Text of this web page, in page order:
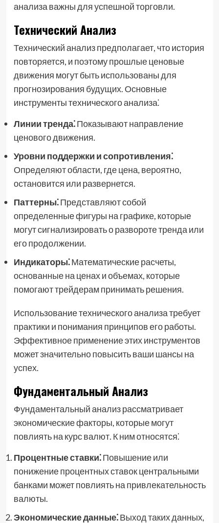
анализа важны для успешной торговли.
Технический Анализ
Технический анализ предполагает, что история
повторяется, и поэтому прошлые ценовые
движения могут быть использованы для
прогнозирования будущих. Основные
инструменты технического анализа⁚
Линии тренда⁚Показывают направление
ценового движения.
Уровни поддержки и сопротивления⁚
Определяют области, где цена, вероятно,
остановится или развернется.
Паттерны⁚Представляют собой
определенные фигуры на графике, которые
могут сигнализировать о развороте тренда или
его продолжении.
Индикаторы⁚Математические расчеты,
основанные на ценах и объемах, которые
помогают трейдерам принимать решения.
Использование технического анализа требует
практики и понимания принципов его работы.
Эффективное применение этих инструментов
может значительно повысить ваши шансы на
успех.
Фундаментальный Анализ
Фундаментальный анализ рассматривает
экономические факторы, которые могут
повлиять на курс валют. К ним относятся⁚
Процентные ставки⁚Повышение или
понижение процентных ставок центральными
банками может повлиять на привлекательность
валюты.
Экономические данные⁚Выход таких данных,